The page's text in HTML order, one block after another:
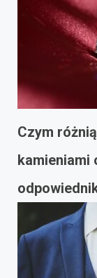
Czym
kamieniami